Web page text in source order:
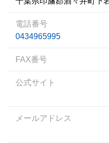
電話番号
0434965995
FAX番号
公式サイト
メールアドレス